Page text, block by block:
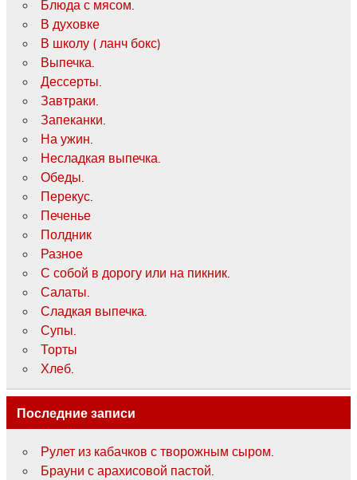
Блюда с мясом.
В духовке
В школу ( ланч бокс)
Выпечка.
Дессерты.
Завтраки.
Запеканки.
На ужин.
Несладкая выпечка.
Обеды.
Перекус.
Печенье
Полдник
Разное
С собой в дорогу или на пикник.
Салаты.
Сладкая выпечка.
Супы.
Торты
Хлеб.
Последние записи
Рулет из кабачков с творожным сыром.
Брауни с арахисовой пастой.